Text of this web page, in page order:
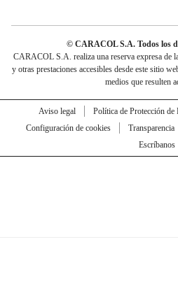
© CARACOL S.A. Todos los
CARACOL S.A. realiza una reserva expresa de
y otras prestaciones accesibles desde este sitio
medios que resulten
Aviso legal Política de Protección de
Configuración de cookies
Transparencia
Escríbanos